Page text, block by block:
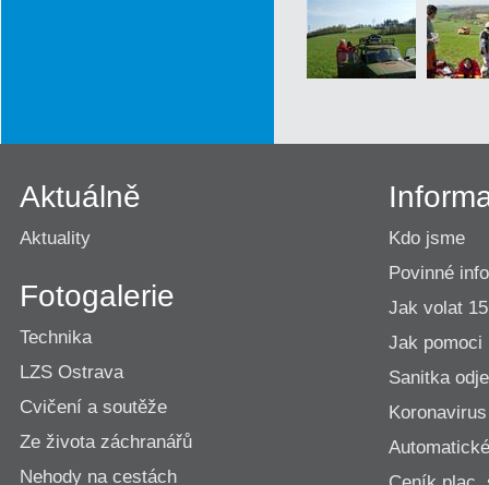
Aktuálně
Aktuality
Fotogalerie
Technika
LZS Ostrava
Cvičení a soutěže
Ze života záchranářů
Nehody na cestách
Kdo jsme
Povinné
Jak volat
Jak pomoci
Sanitka
Koronavirus